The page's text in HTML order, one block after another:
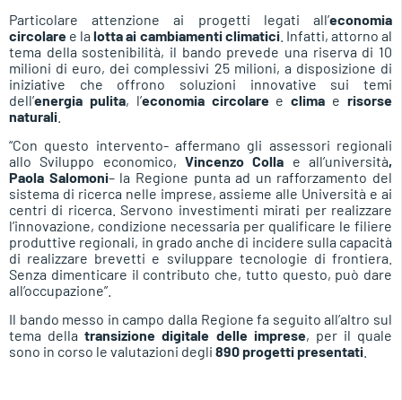
Particolare attenzione ai progetti legati all’economia
circolare e lalotta ai cambiamenti climatici. Infatti, attorno al
tema della sostenibilità, il bando prevede una riserva di 10
milioni di euro, dei complessivi 25 milioni, a disposizione di
iniziative che offrono soluzioni innovative sui temi
dell’energia pulita, l’economia circolare eclima erisorse
naturali
“Con questo intervento- affermano gli assessori regionali
allo Sviluppo economico, Vincenzo Colla e all’università,
Paola Salomoni– la Regione punta ad un rafforzamento del
sistema di ricerca nelle imprese, assieme alle Università e ai
centri di ricerca. Servono investimenti mirati per realizzare
l’innovazione, condizione necessaria per qualificare le filiere
produttive regionali, in grado anche di incidere sulla capacità
di realizzare brevetti e sviluppare tecnologie di frontiera.
Senza dimenticare il contributo che, tutto questo, può dare
all’occupazione”.
Il bando messo in campo dalla Regione fa seguito all’altro sul
tema dellatransizione digitale delle imprese, per il quale
sono in corso le valutazioni degli 890 progetti presentati